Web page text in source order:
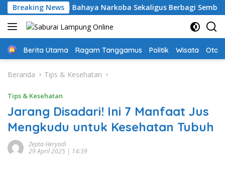
Langsung
ke
konten
Breaking News
Edukasi Bahaya Narkoba Sekaligus Berbagi Sembako
Home
Berita Utama Ragam Tanggamus Politik Wisata Oto
Beranda Tips & Kesehatan
Tips & Kesehatan
Jarang Disadari! Ini 7 Manfaat Jus
Mengkudu untuk Kesehatan Tubuh
Zepta Heryadi
29 April 2025 | 14:39